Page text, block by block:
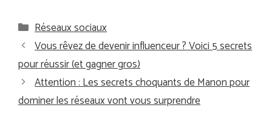
Catégories
Réseaux sociaux
Vous rêvez de devenir influenceur ? Voici 5 secrets
pour réussir (et gagner gros)
Attention : Les secrets choquants de Manon pour
dominer les réseaux vont vous surprendre